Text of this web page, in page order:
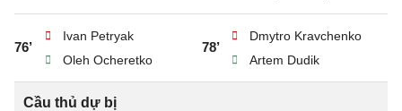
76’
Ivan Petryak
Oleh Ocheretko
78’
Dmytro Kravchenko
Artem Dudik
Cầu thủ dự bị